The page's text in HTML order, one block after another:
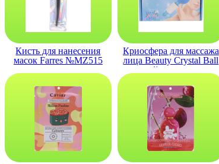
Кисть для нанесения
масок Farres №MZ515
Криосфера для массажа
лица Beauty Crystal Ball
розовый охлаждающая